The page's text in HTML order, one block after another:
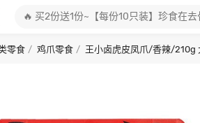
零食 鸡爪零食 王小卤虎皮凤爪/香辣/210g